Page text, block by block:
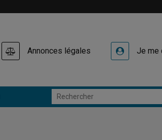
Annonces légales Je me